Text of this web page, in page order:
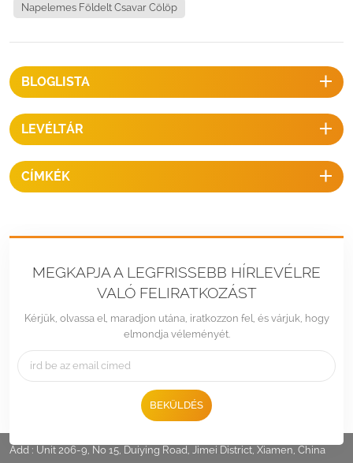
PROJEKTHOZ: Földcsavarok specifikációiMegjegyzés: személyre
projektekkel kapcsolatban.FÖLDI CSAVARCALOM TELEPÍTÉSI VIDEÓ
(bemutató): Napelemes állvány-/szerelési hardvereket tervezünk és
felsorolva az összesaz interneten való állványozás részleteit, ezért
kérjük, ne habozzon lépjen kapcsolatba velünk konkrét projektjeinek
további részleteiért.
Napelemes Földelt Csavar Cölöp
BLOGLISTA
LEVÉLTÁR
CÍMKÉK
MEGKAPJA A LEGFRISSEBB HÍRLEVÉLRE
VALÓ FELIRATKOZÁST
Kérjük, olvassa el, maradjon utána, iratkozzon fel, és várjuk, hogy
elmondja véleményét.
BEKÜLDÉS
Add : Unit 206-9, No 15, Duiying Road, Jimei District, Xiamen, China